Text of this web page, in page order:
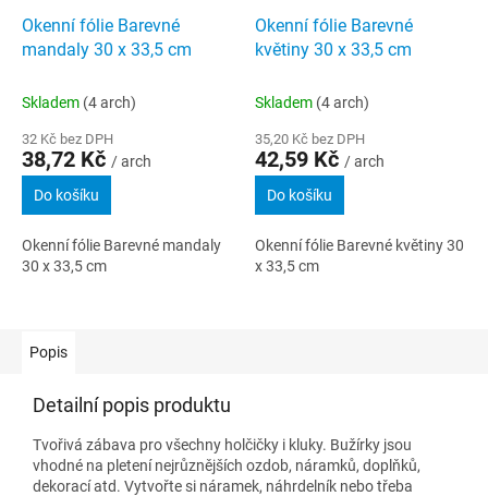
Okenní fólie Barevné
mandaly 30 x 33,5 cm
Skladem (4 arch)
32 Kč bez DPH
38,72 Kč / arch
Do košíku
Okenní fólie Barevné mandaly
30 x 33,5 cm
Okenní fólie Barevné
květiny 30 x 33,5 cm
Skladem (4 arch)
35,20 Kč bez DPH
42,59 Kč / arch
Do košíku
Okenní fólie Barevné květiny 30
x 33,5 cm
Popis
Detailní popis produktu
Tvořivá zábava pro všechny holčičky i kluky. Bužírky jsou
vhodné na pletení nejrůznějších ozdob, náramků, doplňků,
dekorací atd. Vytvořte si náramek, náhrdelník nebo třeba